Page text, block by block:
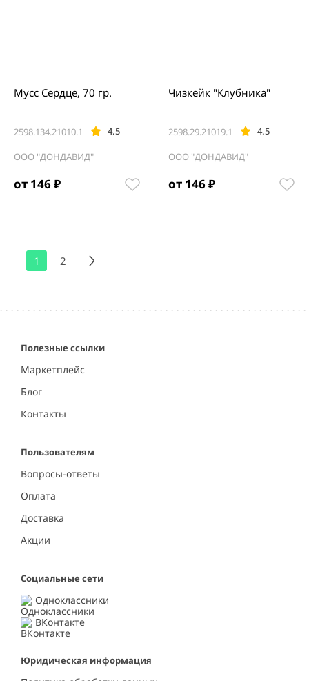
от 146 ₽
2598.134.21010.1 4.5
Мусс Сердце, 70 гр.
ООО "ДОНДАВИД"
от 146 ₽
2598.29.21019.1 4.5
Чизкейк "Клубника"
ООО "ДОНДАВИД"
1 2
Полезные ссылки
Маркетплейс
Блог
Контакты
Пользователям
Вопросы-ответы
Оплата
Доставка
Акции
Социальные сети
Одноклассники
ВКонтакте
Юридическая информация